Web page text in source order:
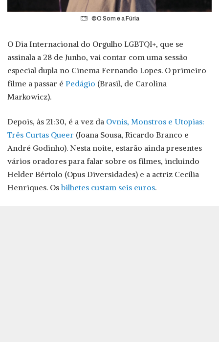
©O Som e a Fúria
O Dia Internacional do Orgulho LGBTQI+, que se
assinala a 28 de Junho, vai contar com uma sessão
especial dupla no Cinema Fernando Lopes. O primeiro
filme a passar é Pedágio (Brasil, de Carolina
Markowicz).
Depois, às 21:30, é a vez da Ovnis, Monstros e Utopias:
Três Curtas Queer (Joana Sousa, Ricardo Branco e
André Godinho). Nesta noite, estarão ainda presentes
vários oradores para falar sobre os filmes, incluindo
Helder Bértolo (Opus Diversidades) e a actriz Cecília
Henriques. Osbilhetes custam seis euros.